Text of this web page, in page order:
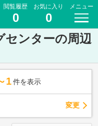
閲覧履歴
0
お気に入り
0
メニュー
センターの周辺
1 件を表示
変更